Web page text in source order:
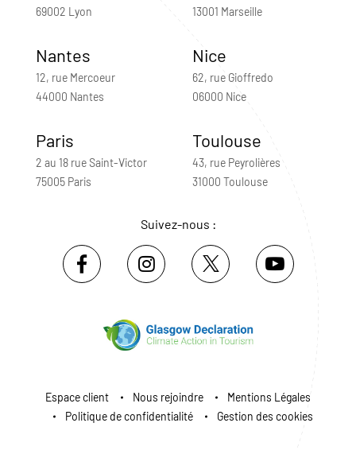
69002 Lyon
13001 Marseille
Nantes
12, rue Mercoeur
44000 Nantes
Nice
62, rue Gioffredo
06000 Nice
Paris
2 au 18 rue Saint-Victor
75005 Paris
Toulouse
43, rue Peyrolières
31000 Toulouse
Suivez-nous :
Espace client Nous rejoindre
Mentions Légales
Politique de confidentialité
Gestion des cookies